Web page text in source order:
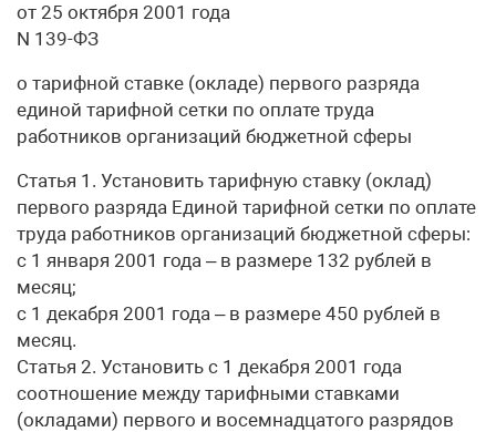
от 25 октября 2001 года
N 139-ФЗ
о тарифной ставке (окладе) первого разряда
единой тарифной сетки по оплате труда
работников организаций бюджетной сферы
Статья 1. Установить тарифную ставку (оклад)
первого разряда Единой тарифной сетки по оплате
труда работников организаций бюджетной сферы:
с 1 января 2001 года – в размере 132 рублей в
месяц;
с 1 декабря 2001 года – в размере 450 рублей в
месяц.
Статья 2. Установить с 1 декабря 2001 года
соотношение между тарифными ставками
(окладами) первого и восемнадцатого разрядов